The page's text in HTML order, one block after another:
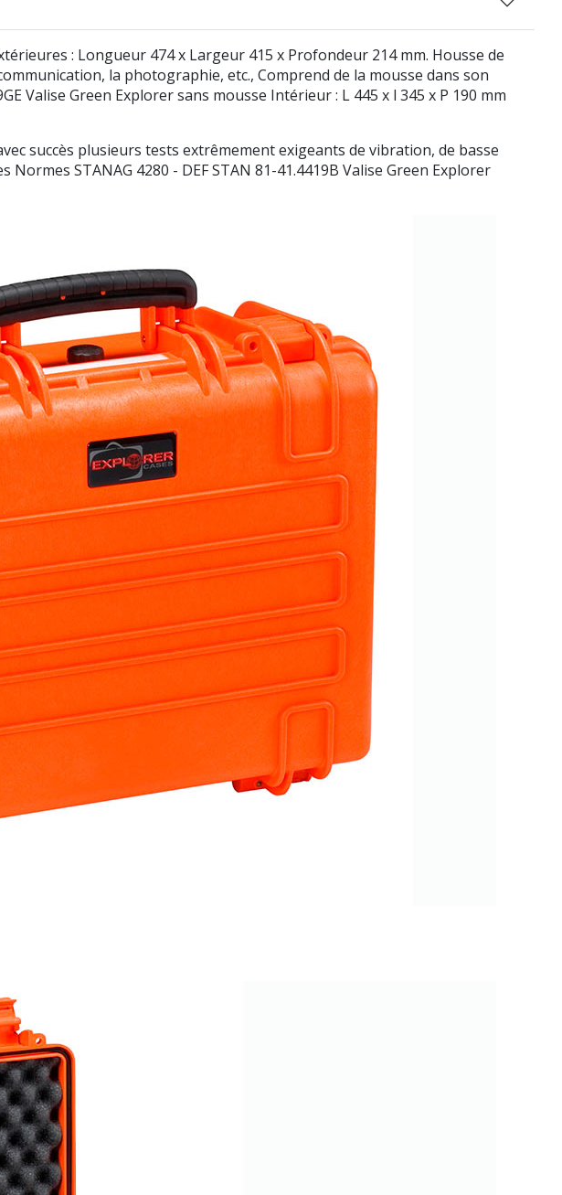
: Longueur 474 x Largeur 415 x Profondeur 214 mm. Housse de
la photographie, etc., Comprend de la mousse dans son
Valise Green Explorer sans mousse Intérieur : L 445 x l 345 x P 190 mm
succès plusieurs tests extrêmement exigeants de vibration, de basse
STANAG 4280 - DEF STAN 81-41.4419B Valise Green Explorer